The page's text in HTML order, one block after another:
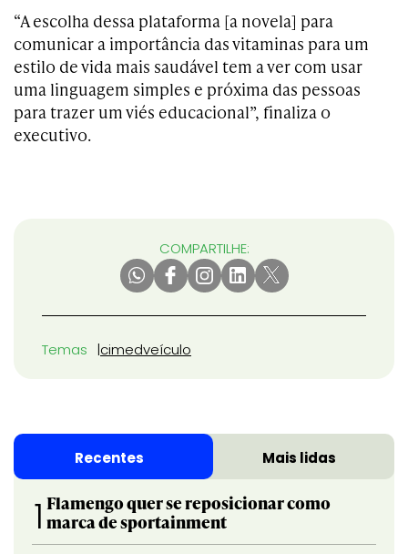
“A escolha dessa plataforma [a novela] para
comunicar a importância das vitaminas para um
estilo de vida mais saudável tem a ver com usar
uma linguagem simples e próxima das pessoas
para trazer um viés educacional”, finaliza o
executivo.
COMPARTILHE:
Temas cimedveículo
Recentes Mais lidas
1 Flamengo quer se reposicionar como
marca de sportainment